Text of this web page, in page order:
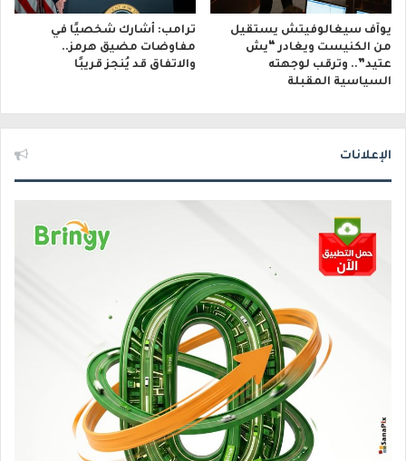
يوآف سيغالوفيتش يستقيل
من الكنيست ويغادر “يش
عتيد”.. وترقب لوجهته
السياسية المقبلة
ترامب: أشارك شخصيًا في
مفاوضات مضيق هرمز..
والاتفاق قد يُنجز قريبًا
الإعلانات